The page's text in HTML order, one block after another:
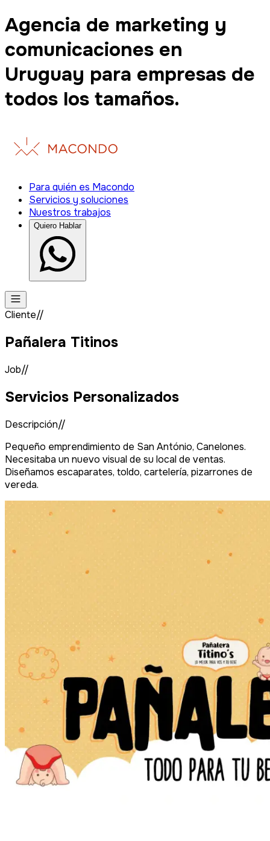
Agencia de marketing y
comunicaciones en
Uruguay para empresas de
todos los tamaños.
Para quién es Macondo
Servicios y soluciones
Nuestros trabajos
Quiero Hablar
Cliente//
Pañalera Titinos
Job//
Servicios Personalizados
Descripción//
Pequeño emprendimiento de San António, Canelones.
Necesitaba un nuevo visual de su local de ventas.
Diseñamos escaparates, toldo, cartelería, pizarrones de
vereda.